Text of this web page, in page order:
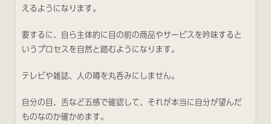
えるようになります。
要するに、自ら主体的に目の前の商品やサービスを吟味すると
いうプロセスを自然と踏むようになります。
テレビや雑誌、人の噂を丸呑みにしません。
自分の目、舌など五感で確認して、それが本当に自分が望んだ
ものなのか確かめます。